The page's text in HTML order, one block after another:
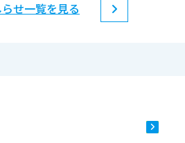
せ一覧を見る